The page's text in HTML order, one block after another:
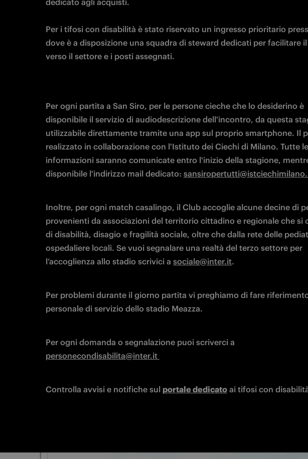
dedicato agli acquisti.
Per i tifosi con disabilità è stato riservato un ingresso prioritario
dove è a disposizione una squadra di steward dedicati per facilitare
verso il settore e i posti assegnati.
Per ogni partita a San Siro, per le persone cieche che lo desiderino è
disponibile il servizio di audiodescrizione dell'incontro, da questa
utilizzabile direttamente tramite una app sul proprio smartphone. Il
realizzato in collaborazione con l'Istituto dei Ciechi di Milano. Tutte le
informazioni saranno comunicate entro l'inizio della stagione,
disponibile l'indirizzo mail dedicato:
Inoltre, per ogni match casalingo, il Club accoglie alcune decine di
provenienti da associazioni del territorio cittadino e regionale che si
di disabilità, disagio e fragilità sociale, oltre che dalla rete delle
ospedaliere locali. Se vuoi segnalare una realtà del terzo settore per
l’accoglienza allo stadio scrivici a sociale@inter.it.
Per problemi durante il giorno partita vi preghiamo di fare
personale di servizio dello stadio Meazza.
personecondisabilita@inter.it
Controlla avvisi e notifiche sul portale dedicato ai tifosi con